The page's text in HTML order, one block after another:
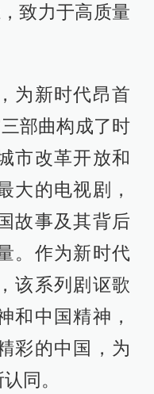
致力于高质量
为新时代昂首
部曲构成了时
市改革开放和
大的电视剧，
故事及其背后
。作为新时代
该系列剧讴歌
和中国精神，
彩的中国，为
同。